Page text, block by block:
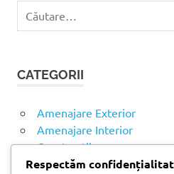
ă
u
p
ă
CATEGORII
Amenajare Exterior
Amenajare Interior
Construcții
Noutăți
Respectăm